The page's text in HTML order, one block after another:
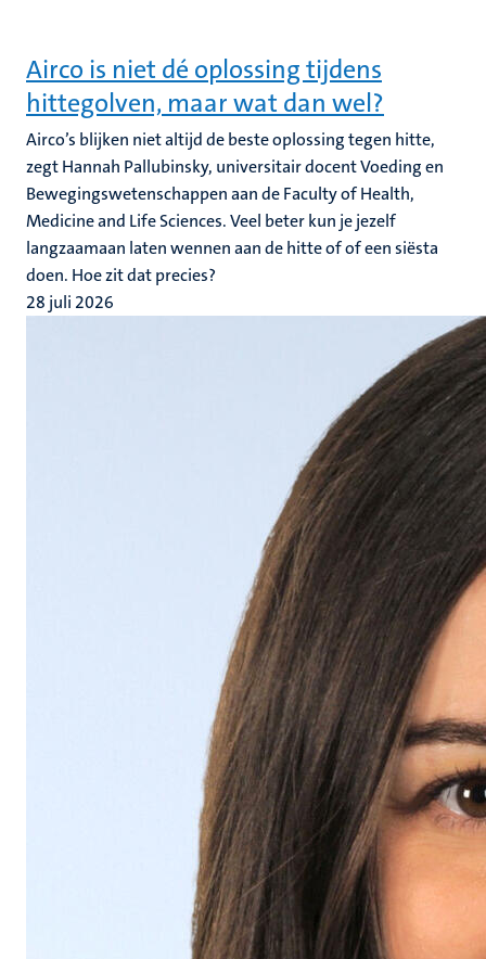
Airco is niet dé oplossing tijdens
hittegolven, maar wat dan wel?
Airco’s blijken niet altijd de beste oplossing tegen hitte,
zegt Hannah Pallubinsky, universitair docent Voeding en
Bewegingswetenschappen aan de Faculty of Health,
Medicine and Life Sciences. Veel beter kun je jezelf
langzaamaan laten wennen aan de hitte of of een siësta
doen. Hoe zit dat precies?
28 juli 2026